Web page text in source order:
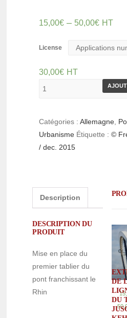
15,00€ – 50,00€ HT
License
30,00€ HT
Catégories :Allemagne
Urbanisme Étiquette :©
/ dec. 2015
Description
DESCRIPTION DU
PRODUIT
Mise en place du
premier tablier du
pont franchissant le
Rhin
DE
DU